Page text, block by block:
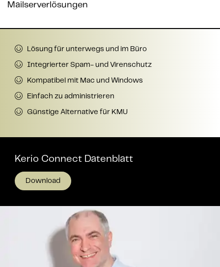
Mailserverlösungen
Lösung für unterwegs und im Büro
Integrierter Spam- und Virenschutz
Kompatibel mit Mac und Windows
Einfach zu administrieren
Günstige Alternative für KMU
Kerio Connect Datenblatt
Download